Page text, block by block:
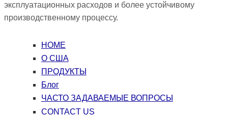
эксплуатационных расходов и более устойчивому
производственному процессу.
HOME
О США
ПРОДУКТЫ
Блог
ЧАСТО ЗАДАВАЕМЫЕ ВОПРОСЫ
CONTACT US